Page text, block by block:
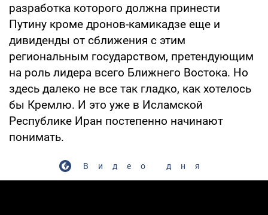
разработка которого должна принести
Путину кроме дронов-камикадзе еще и
дивиденды от сближения с этим
региональным государством, претендующим
на роль лидера всего Ближнего Востока. Но
здесь далеко не все так гладко, как хотелось
бы Кремлю. И это уже в Исламской
Республике Иран постепенно начинают
понимать.
Видео дня